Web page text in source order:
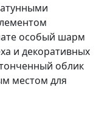
особый шарм
и декоративных
облик
местом для